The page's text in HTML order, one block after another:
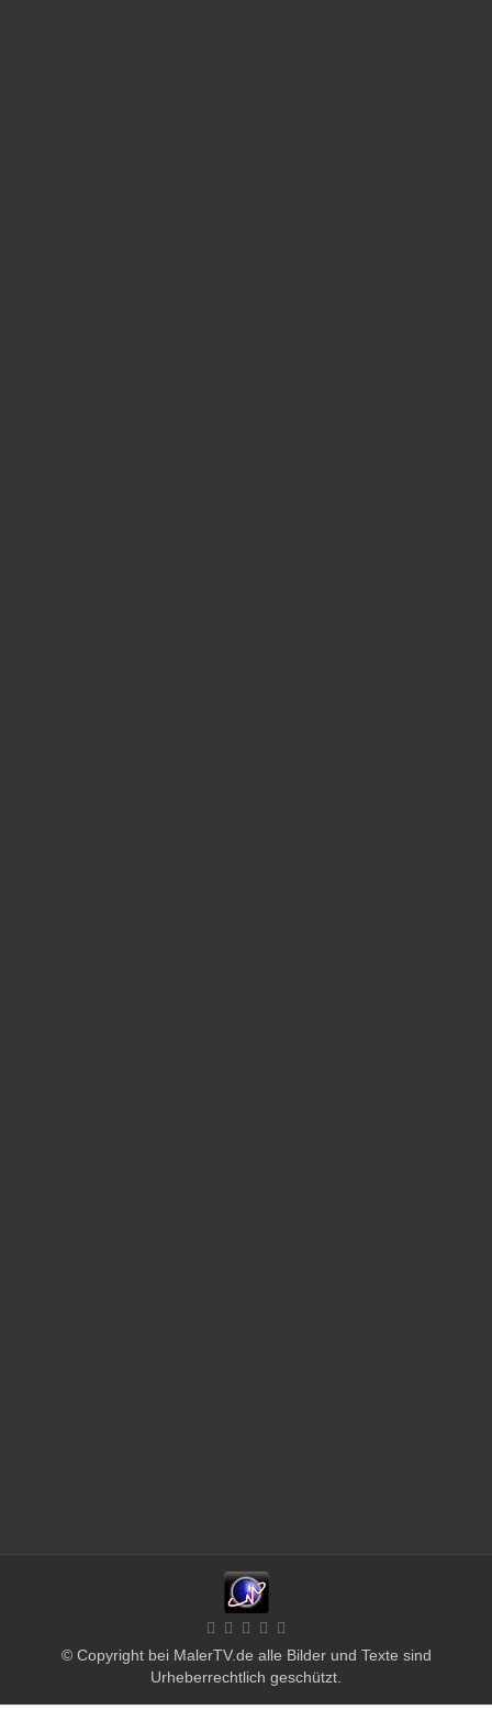
© Copyright bei MalerTV.de alle Bilder und Texte sind
Urheberrechtlich geschützt.